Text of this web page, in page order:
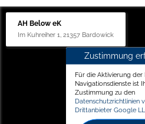
AH Below eK
Im Kuhreiher 1, 21357 Bardowick
Zustimmung
Für die Aktivierung der
Navigationsdienste ist
Zustimmung zu den
Datenschutzrichtlinien
Drittanbieter Google